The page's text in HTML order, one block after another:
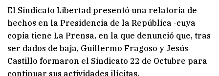
El Sindicato Libertad presentó una relatoria de
hechos en la Presidencia de la República -cuya
copia tiene La Prensa, en la que denunció que, tras
ser dados de baja, Guillermo Fragoso y Jesús
Castillo formaron el Sindicato 22 de Octubre para
continuar sus actividades ilícitas.